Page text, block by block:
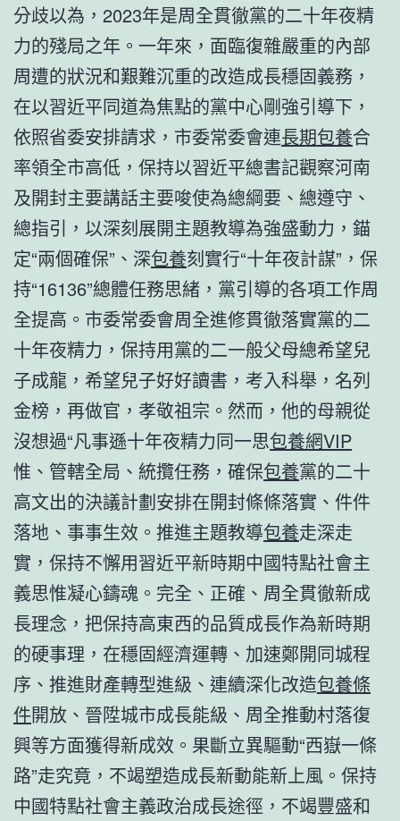
分歧以為，2023年是周全貫徹黨的二十年夜精
力的殘局之年。一年來，面臨復雜嚴重的內部
周遭的狀況和艱難沉重的改造成長穩固義務，
在以習近平同道為焦點的黨中心剛強引導下，
依照省委安排請求，市委常委會連長期包養合
率領全市高低，保持以習近平總書記觀察河南
及開封主要講話主要唆使為總綱要、總遵守、
總指引，以深刻展開主題教導為強盛動力，錨
定“兩個確保”、深包養刻實行“十年夜計謀”，保
持“16136”總體任務思緒，黨引導的各項工作周
全提高。市委常委會周全進修貫徹落實黨的二
十年夜精力，保持用黨的二一般父母總希望兒
子成龍，希望兒子好好讀書，考入科舉，名列
金榜，再做官，孝敬祖宗。然而，他的母親從
沒想過“凡事遜十年夜精力同一思包養網VIP
惟、管轄全局、統攬任務，確保包養黨的二十
高文出的決議計劃安排在開封條條落實、件件
落地、事事生效。推進主題教導包養走深走
實，保持不懈用習近平新時期中國特點社會主
義思惟凝心鑄魂。完全、正確、周全貫徹新成
長理念，把保持高東西的品質成長作為新時期
的硬事理，在穩固經濟運轉、加速鄭開同城程
序、推進財產轉型進級、連續深化改造包養條
件開放、晉陞城市成長能級、周全推動村落復
興等方面獲得新成效。果斷立異驅動“西嶽一條
路”走究竟，不竭塑造成長新動能新上風。保持
中國特點社會主義政治成長途徑，不竭豐盛和